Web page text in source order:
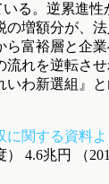
る。逆累進
の増額分が、
ら富裕層と企
流れを逆転さ
いわ新選組』
に関する資料
） 4.6兆円 （